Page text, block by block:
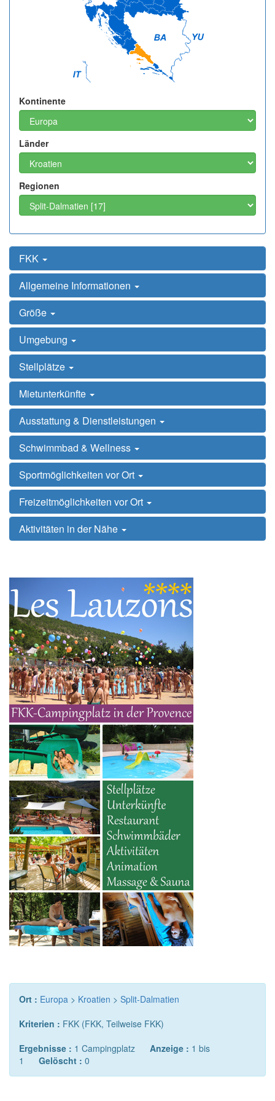
Kontinente
Länder
Regionen
FKK
Allgemeine Informationen
Größe
Umgebung
Stellplätze
Mietunterkünfte
Ausstattung & Dienstleistungen
Schwimmbad & Wellness
Sportmöglichkeiten vor Ort
Freizeitmöglichkeiten vor Ort
Aktivitäten in der Nähe
Ort : Europa > Kroatien > Split-Dalmatien
Kriterien : FKK (FKK, Teilweise FKK)
Ergebnisse : 1 Campingplatz Anzeige : 1 bis
1 Gelöscht : 0